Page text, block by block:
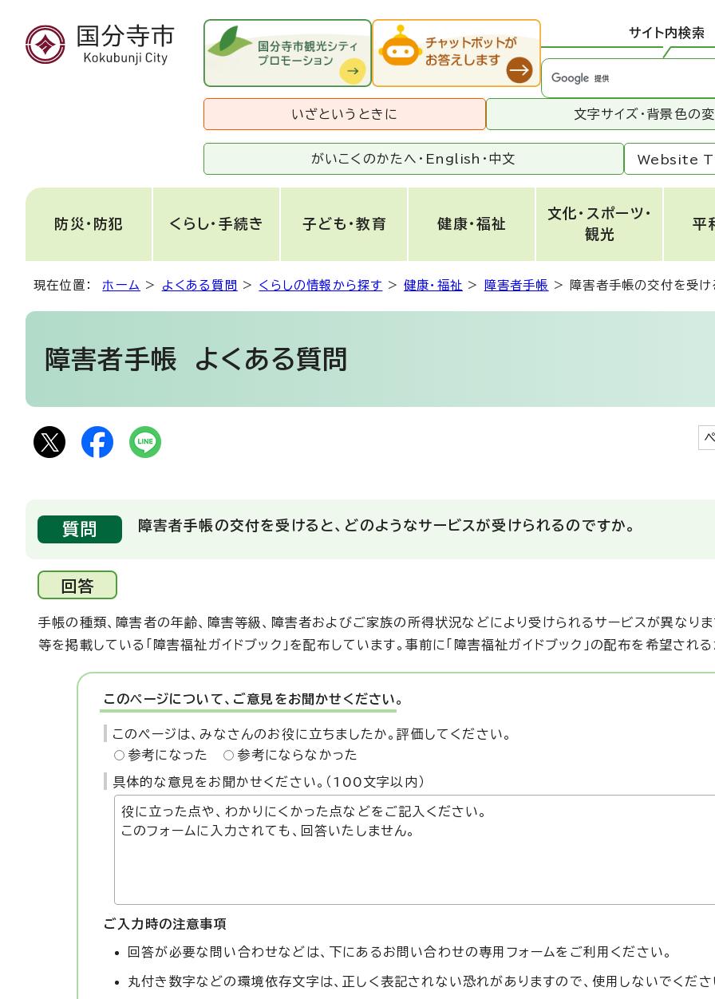
サイト内検索
いざというときに 文字サイズ・背景色の
がいこくのかたへ・ English ・ 中文 Website
防災・防犯 くらし・手続き 子ども・教育 健康・福祉
文化・スポーツ・
観光
平
現在位置： ホーム > よくある質問 > くらしの情報から探す >健康・福祉 > 障害者手帳 > 障害者手帳の交付を受け
障害者手帳 よくある質問
質問 障害者手帳の交付を受けると、どのようなサービスが受けられるのですか。
回答
手帳の種類、障害者の年齢、障害等級、障害者およびご家族の所得状況などにより受けられるサービスが異なり
等を掲載している「障害福祉ガイドブック」を配布しています。事前に「障害福祉ガイドブック」の配布を希望さ
このページについて、ご意見をお聞かせください。
このページは、みなさんのお役に立ちましたか。評価してください。
参考になった
参考にならなかった
具体的な意見をお聞かせください。（100文字以内）
ご入力時の注意事項
回答が必要な問い合わせなどは、下にあるお問い合わせの専用フォームをご利用ください。
丸付き数字などの環境依存文字は、正しく表記されない恐れがありますので、使用しないでくださ